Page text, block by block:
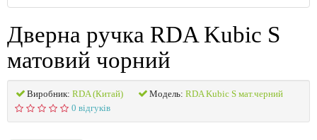
Дверна ручка RDA Kubic S
матовий чорний
Виробник: RDA (Китай) Модель: RDA Kubic S мат.черний
0 відгуків